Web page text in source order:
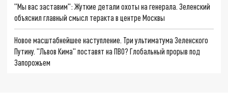
"Мы вас заставим": Жуткие детали охоты на генерала. Зеленский
объяснил главный смысл теракта в центре Москвы
Новое масштабнейшее наступление. Три ультиматума Зеленского
Путину. "Львов Кима" поставят на ПВО? Глобальный прорыв под
Запорожьем